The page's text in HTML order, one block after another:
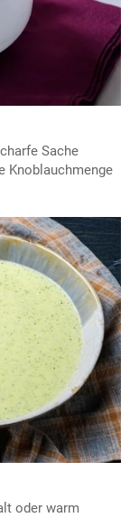
Sache
Knoblauchmenge
oder warm